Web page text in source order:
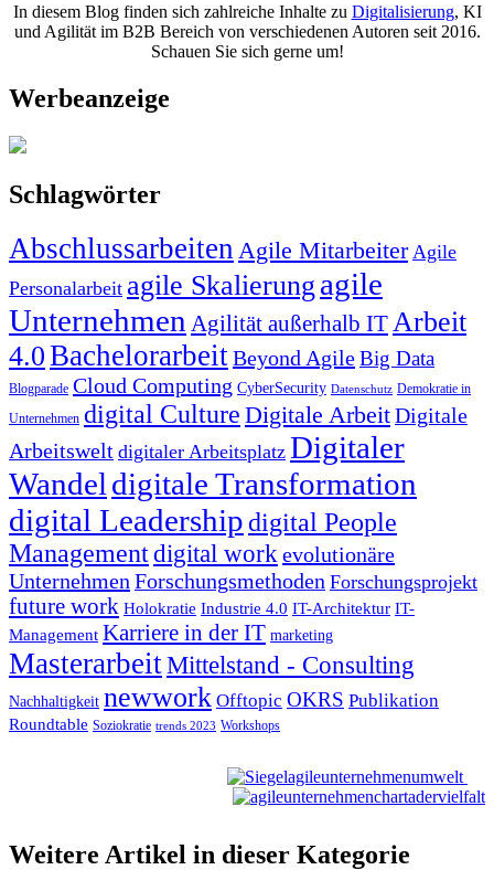
In diesem Blog finden sich zahlreiche Inhalte zu Digitalisierung, KI
und Agilität im B2B Bereich von verschiedenen Autoren seit 2016.
Schauen Sie sich gerne um!
Werbeanzeige
Schlagwörter
Abschlussarbeiten Agile Mitarbeiter Agile
Personalarbeit agile Skalierung agile
Unternehmen Agilität außerhalb IT Arbeit
4.0BachelorarbeitBeyond AgileBig Data
Blogparade Cloud Computing CyberSecurity Datenschutz Demokratie in
Unternehmen digital Culture Digitale ArbeitDigitale
Arbeitswelt digitaler Arbeitsplatz Digitaler
Wandel digitale Transformation
digital Leadershipdigital People
Managementdigital work evolutionäre
Unternehmen Forschungsmethoden Forschungsprojekt
future work Holokratie Industrie 4.0 IT-Architektur IT-
Management Karriere in der IT marketing
MasterarbeitMittelstand - Consulting
Nachhaltigkeit newwork Offtopic OKRS Publikation
Roundtable Soziokratie trends 2023 Workshops
Weitere Artikel in dieser Kategorie